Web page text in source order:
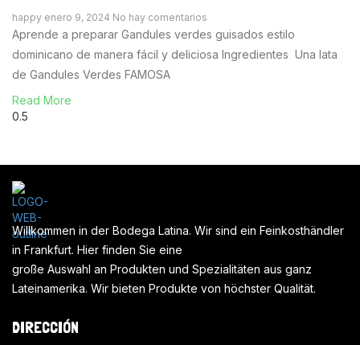
happy enero 9, 2024 No hay comentarios
Aprende a preparar Gandules verdes guisados estilo
dominicano de manera fácil y deliciosa Ingredientes Una lata
de Gandules Verdes FAMOSA
Read More
Willkommen in der Bodega Latina. Wir sind ein Feinkosthändler
in Frankfurt. Hier finden Sie eine
große Auswahl an Produkten und Spezialitäten aus ganz
Lateinamerika. Wir bieten Produkte von höchster Qualität.
DIRECCIÓN